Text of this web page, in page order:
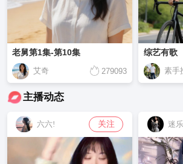
老舅第1集-第10集
艾奇 279093
综艺有歌
素手
主播动态
六六! 关注 迷乐